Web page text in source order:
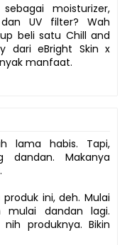
moisturizer,
UV filter? Wah
beli satu Chill and
dari eBright Skin x
manfaat.
lama habis. Tapi,
dandan. Makanya
ini, deh. Mulai
mulai dandan lagi.
produknya. Bikin